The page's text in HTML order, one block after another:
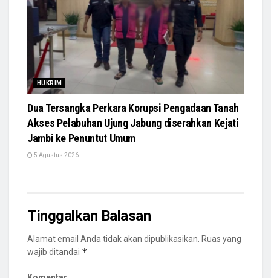
HUKRIM
Dua Tersangka Perkara Korupsi Pengadaan Tanah
Akses Pelabuhan Ujung Jabung diserahkan Kejati
Jambi ke Penuntut Umum
5 Agustus 2026
Tinggalkan Balasan
Alamat email Anda tidak akan dipublikasikan. Ruas yang
wajib ditandai *